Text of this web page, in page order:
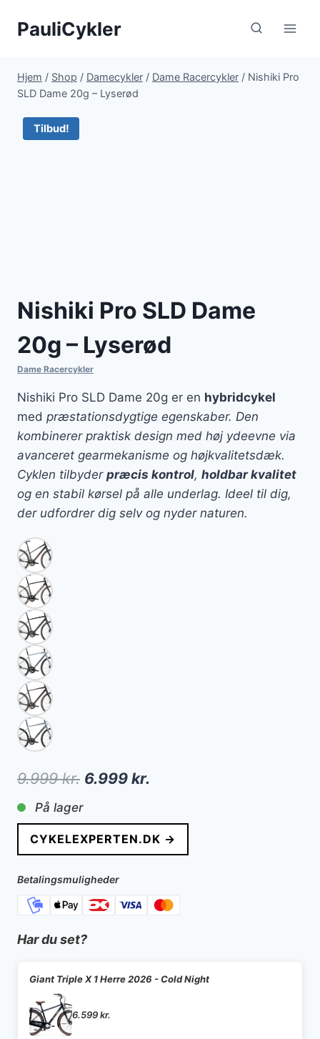
PauliCykler
Hjem / Shop / Damecykler / Dame Racercykler / Nishiki Pro
SLD Dame 20g – Lyserød
Tilbud!
Nishiki Pro SLD Dame
20g – Lyserød
Dame Racercykler
Nishiki Pro SLD Dame 20g er en hybridcykel
med præstationsdygtige egenskaber. Den
kombinerer praktisk design med høj ydeevne via
avanceret gearmekanisme og højkvalitetsdæk.
Cyklen tilbyder præcis kontrol, holdbar kvalitet
og en stabil kørsel på alle underlag. Ideel til dig,
der udfordrer dig selv og nyder naturen.
9.999kr. Den
pris
var:
9.999 kr..
6.999kr.
pris
er:
På lager
CYKELEXPERTEN.DK →
Betalingsmuligheder
Har du set?
Giant Triple X 1 Herre 2026 - Cold Night
6.599kr.